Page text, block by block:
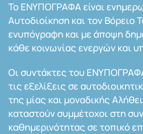
Το ΕΝΥΠΟΓΡΑΦΑ είναι
Αυτοδιοίκηση και τον Βόρειο
ενυπόγραφη και με άποψη
κάθε κοινωνίας ενεργών και
Οι συντάκτες του
τις εξελίξεις σε
της μίας και μοναδικής
καταστούν συμμέτοχοι στη
καθημερινότητας σε τοπικό